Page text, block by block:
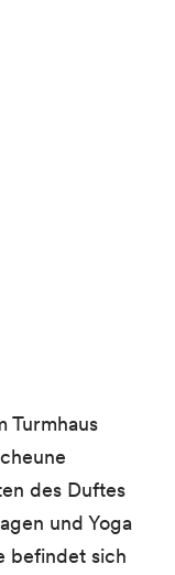
Turmhaus
des Duftes
und Yoga
befindet sich